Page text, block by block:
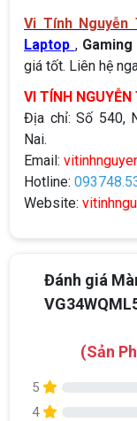
Vi Tính Nguyễn
Laptop ,
giá tốt. Liên hệ
VI TÍNH NGUYỄN
Địa chỉ: Số 540,
Nai.
Email:
Hotline:
Website:
Đánh giá
(Sản
5
4